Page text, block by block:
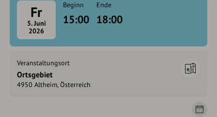
Fr
5. Juni
2026
Beginn
15:00
Ende
18:00
Veranstaltungsort
Ortsgebiet
4950 Altheim, Österreich